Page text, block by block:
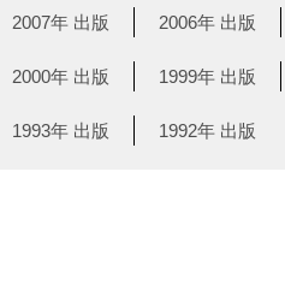
2007年 出版 2006年 出版
2000年 出版 1999年 出版
1993年 出版 1992年 出版